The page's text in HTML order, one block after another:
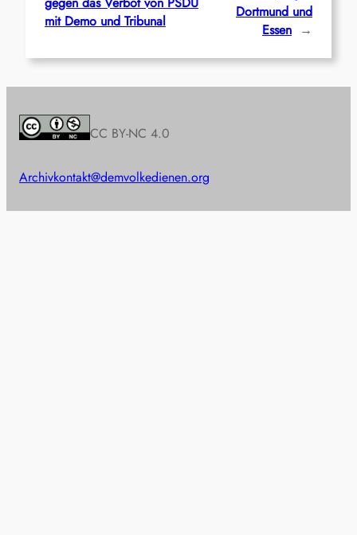
mit Demo und Tribunal
Dortmund und
Essen →
CC BY-NC 4.0
Archivkontakt@demvolkedienen.org